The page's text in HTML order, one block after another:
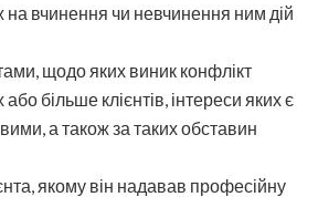
на вчинення чи невчинення ним дій
щодо яких виник конфлікт
більше клієнтів, інтереси яких є
а також за таких обставин
якому він надавав професійну